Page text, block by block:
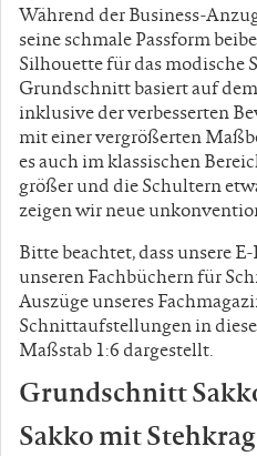
Während der Business-
seine schmale Passform
Silhouette für das modische
Grundschnitt basiert auf
inklusive der verbesserten
mit einer vergrößerten
es auch im klassischen
größer und die Schultern
zeigen wir neue
Bitte beachtet, dass unsere
unseren Fachbüchern für
Auszüge unseres
Schnittaufstellungen in
Maßstab 1:6 dargestellt.
Grundschnitt
Sakko mit